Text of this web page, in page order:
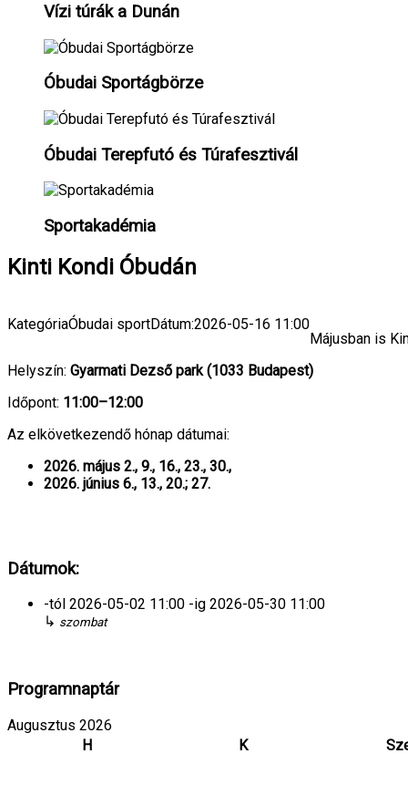
Vízi túrák a Dunán
Óbudai Sportágbörze
Óbudai Terepfutó és Túrafesztivál
Sportakadémia
Kinti Kondi Óbudán
KategóriaÓbudai sportDátum:2026-05-16 11:00
Májusban is
Helyszín: Gyarmati Dezső park (1033 Budapest)
Időpont: 11:00–12:00
Az elkövetkezendő hónap dátumai:
2026. május 2., 9., 16., 23., 30.,
2026. június 6., 13., 20.; 27.
Dátumok:
-tól 2026-05-02 11:00 -ig 2026-05-30 11:00
↳ szombat
Programnaptár
Augusztus 2026
H
K